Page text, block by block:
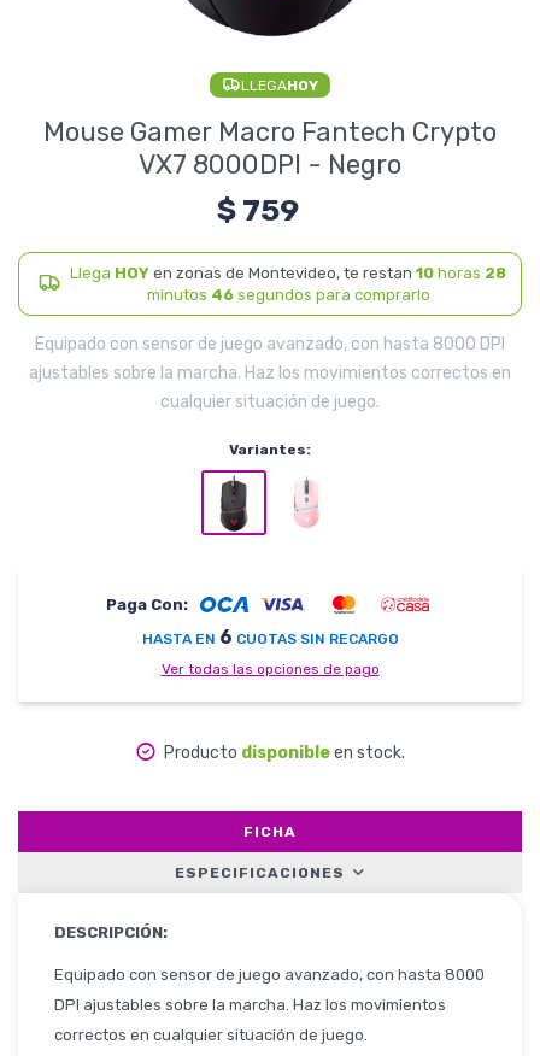
LLEGAHOY
Mouse Gamer Macro Fantech Crypto
VX7 8000DPI - Negro
$ 759
Llega HOY en zonas de Montevideo, te restan 10 horas 28
minutos 45segundos para comprarlo
Equipado con sensor de juego avanzado, con hasta 8000 DPI
ajustables sobre la marcha. Haz los movimientos correctos en
cualquier situación de juego.
Variantes:
Paga Con:
HASTA EN 6 CUOTAS SIN RECARGO
Ver todas las opciones de pago
Producto disponibleen stock.
FICHA
ESPECIFICACIONES
DESCRIPCIÓN:
Equipado con sensor de juego avanzado, con hasta 8000
DPI ajustables sobre la marcha. Haz los movimientos
correctos en cualquier situación de juego.
Pequeños electrodomésticos
Hogar y Jardín
Bebés y Niños
Belleza y Salud
Seguridad